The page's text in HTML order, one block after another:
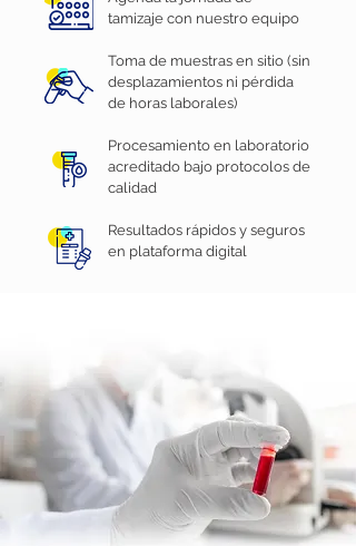
tamizaje con nuestro equipo
Toma de muestras en sitio (sin
desplazamientos ni pérdida
de horas laborales)
Procesamiento en laboratorio
acreditado bajo protocolos de
calidad
Resultados rápidos y seguros
en plataforma digital